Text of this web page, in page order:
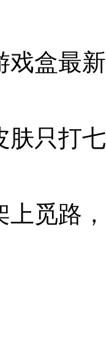
戏盒最
肤只打
上觅路